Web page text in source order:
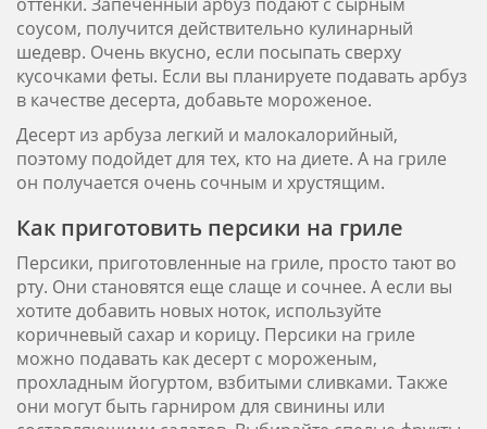
оттенки. Запеченный арбуз подают с сырным
соусом, получится действительно кулинарный
шедевр. Очень вкусно, если посыпать сверху
кусочками феты. Если вы планируете подавать арбуз
в качестве десерта, добавьте мороженое.
Десерт из арбуза легкий и малокалорийный,
поэтому подойдет для тех, кто на диете. А на гриле
он получается очень сочным и хрустящим.
Как приготовить персики на гриле
Персики, приготовленные на гриле, просто тают во
рту. Они становятся еще слаще и сочнее. А если вы
хотите добавить новых ноток, используйте
коричневый сахар и корицу. Персики на гриле
можно подавать как десерт с мороженым,
прохладным йогуртом, взбитыми сливками. Также
они могут быть гарниром для свинины или